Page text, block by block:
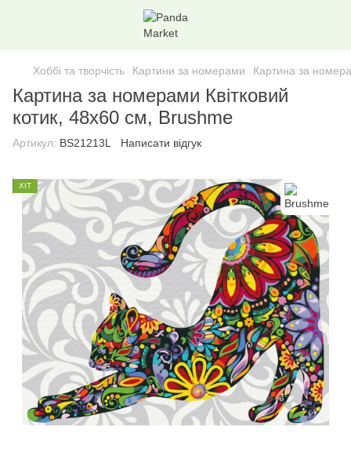
Хоббі та творчість Картини за номерами Картина за
Картина за номерами Квітковий
котик, 48х60 см, Brushme
Артикул: BS21213L Написати відгук
ХІТ